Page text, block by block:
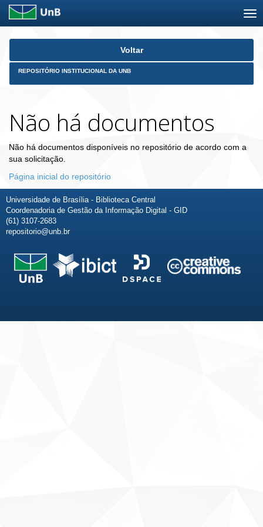
Skip
Voltar
REPOSITÓRIO INSTITUCIONAL DA UNB
Não há documentos
Não há documentos disponíveis no repositório de acordo com a
sua solicitação.
Página inicial do repositório
Universidade de Brasília - Biblioteca Central
Coordenadoria de Gestão da Informação Digital - GID
(61) 3107-2683
repositorio@unb.br